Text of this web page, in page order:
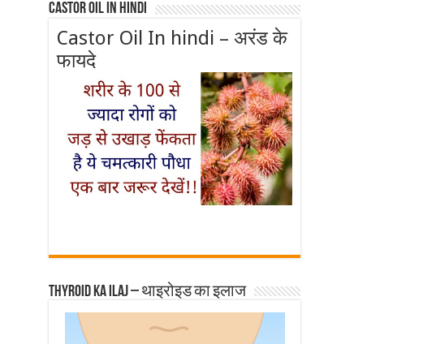
Castor Oil In Hindi
Castor Oil In hindi – अरंड के
फायदे
Thyroid ka ilaj – थाइरोइड का इलाज